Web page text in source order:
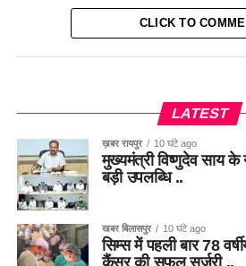
CLICK TO
LATEST
ख़बर रायपुर 10 घंटे ago
मुख्यमंत्री विष्णुदेव साय के
बड़ी उपलब्धि ..
खबर बिलासपुर 10 घंटे ago
सिम्स में पहली बार 78
कैंसर की सफल सर्जरी ..